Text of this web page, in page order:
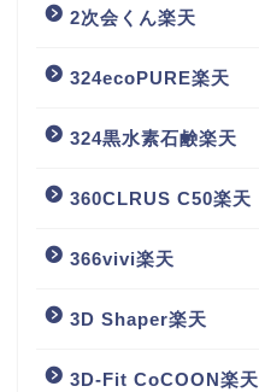
2次会くん楽天
324ecoPURE楽天
324黒水素石鹸楽天
360CLRUS C50楽天
366vivi楽天
3D Shaper楽天
3D-Fit CoCOON楽天